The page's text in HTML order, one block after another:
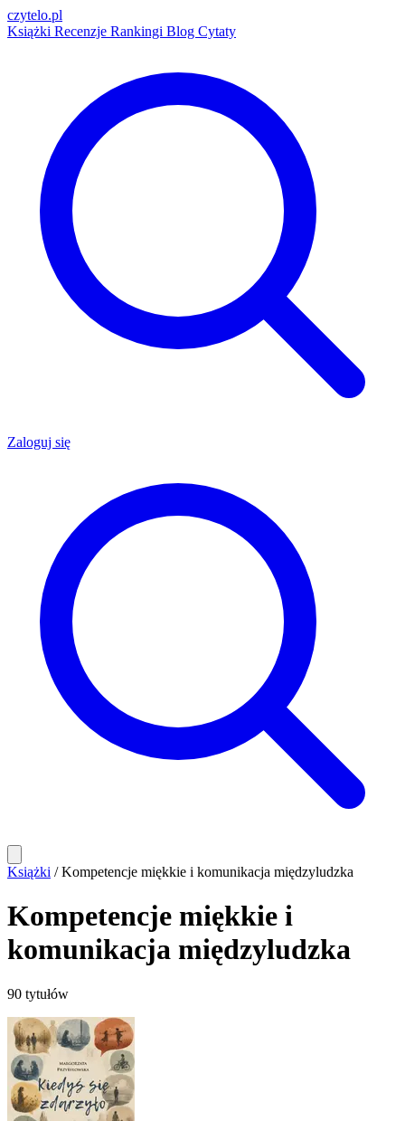
czytelo.pl
Książki Recenzje Rankingi Blog Cytaty
Zaloguj się
Książki / Kompetencje miękkie i komunikacja międzyludzka
Kompetencje miękkie i
komunikacja międzyludzka
90 tytułów